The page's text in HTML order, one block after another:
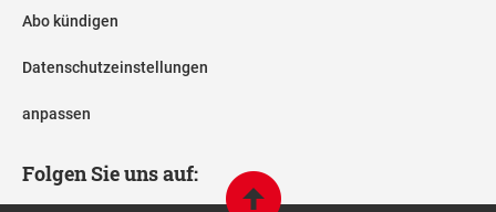
Abo kündigen
Datenschutzeinstellungen
anpassen
Folgen Sie uns auf: